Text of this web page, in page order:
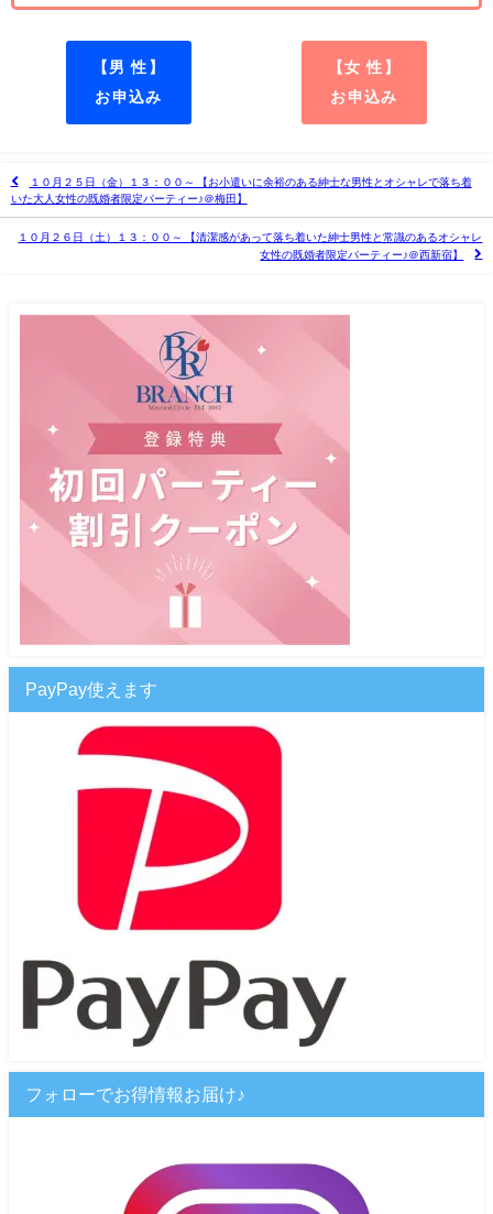
【男 性】
お申込み
【女 性】
お申込み
１０月２５日（金）１３：００～ 【お小遣いに余裕のある紳士な男性とオシャレで落ち着
いた大人女性の既婚者限定パーティー♪＠梅田】
１０月２６日（土）１３：００～ 【清潔感があって落ち着いた紳士男性と常識のあるオシャレ
女性の既婚者限定パーティー♪＠西新宿】
PayPay使えます
フォローでお得情報お届け♪